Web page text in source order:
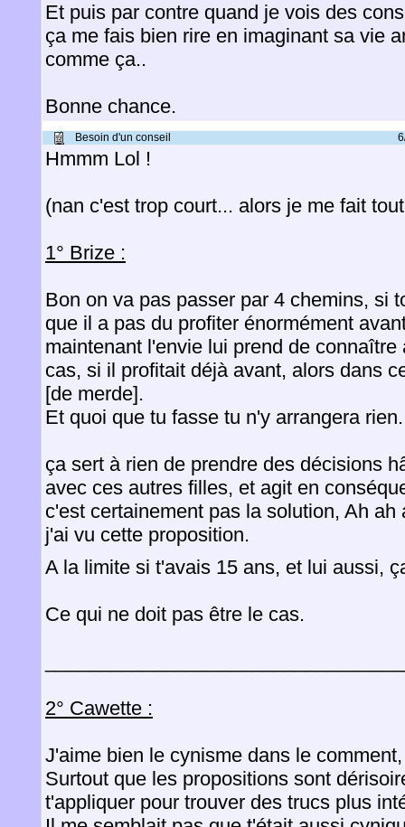
Et puis par contre quand je vois des
ça me fais bien rire en imaginant sa vie
comme ça..
Bonne chance.
Besoin d'un conseil
Hmmm Lol !
(nan c'est trop court... alors je me fait
1° Brize :
Bon on va pas passer par 4 chemins, si
que il a pas du profiter énormément
maintenant l'envie lui prend de
cas, si il profitait déjà avant, alors dans
[de merde].
Et quoi que tu fasse tu n'y arrangera rien.
ça sert à rien de prendre des décisions
avec ces autres filles, et agit en
c'est certainement pas la solution, Ah
j'ai vu cette proposition.
A la limite si t'avais 15 ans, et lui aussi,
Ce qui ne doit pas être le cas.
2° Cawette :
J'aime bien le cynisme dans le
Surtout que les propositions sont
t'appliquer pour trouver des trucs plus